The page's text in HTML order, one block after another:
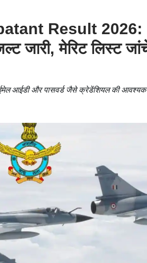
Result 2026:
जारी, मेरिट लिस्ट
ईमेल आईडी और पासवर्ड जैसे क्रेडेंशियल की